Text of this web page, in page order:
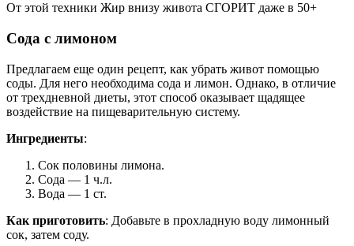
От этой техники Жир внизу живота СГОРИТ даже в 50+
Сода с лимоном
Предлагаем еще один рецепт, как убрать живот помощью
соды. Для него необходима сода и лимон. Однако, в отличие
от трехдневной диеты, этот способ оказывает щадящее
воздействие на пищеварительную систему.
Ингредиенты:
Сок половины лимона.
Сода — 1 ч.л.
Вода — 1 ст.
Как приготовить: Добавьте в прохладную воду лимонный
сок, затем соду.